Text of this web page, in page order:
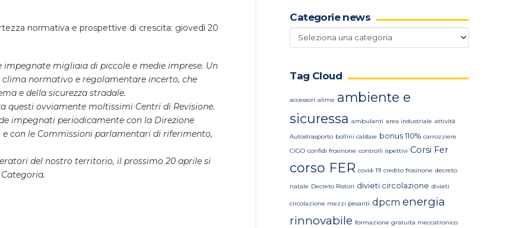
normativa e prospettive di crescita: giovedì 20
migliaia di piccole e medie imprese. Un
normativo e regolamentare incerto, che
e della sicurezza stradale.
questi ovviamente moltissimi Centri di Revisione.
impegnati periodicamente con la Direzione
con le Commissioni parlamentari di riferimento,
del nostro territorio, il prossimo 20 aprile si
Categorie news
Categorie
news
Tag Cloud
accessori alime ambiente e
sicuressa ambulanti area industriale attività
Autostrasporto bollini caldaie bonus 110% carrozziere
CIGO confidi frosinone controlli ispettivi Corsi Fer
corso FER covid-19 credito frosinone decreto
natale Decreto Ristori divieti circolazione divieti
circolazione mezzi pesanti dpcm energia
rinnovabile formazione gratuita meccatronico